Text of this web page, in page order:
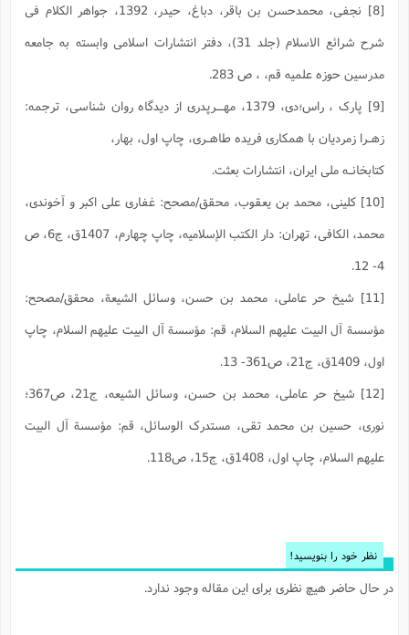
[8] نجفی، محمدحسن‌ بن ‌باقر، دباغ، حیدر، 1392، جواهر الکلام فی
شرح شرائع الاسلام (جلد 31)، دفتر انتشارات اسلامی وابسته به جامعه
مدرسین حوزه علمیه قم، ، ص 283.
[9] پارک ، راس؛دی، 1379، مهــرپدری از دیدگاه روان شناسی، ترجمه:
زهـرا زمردیان با همکاری فریده طاهـری، چاپ اول، بهار،
کتابخانـه ملی ایران، انتشارات بعثت.
[10] کلینى، محمد بن یعقوب‏، محقق/مصحح: غفارى على اکبر و آخوندى،
محمد، الکافی، تهران: دار الکتب الإسلامیه، چاپ چهارم، 1407ق، ج‏6، ص
4- 12.
[11] شيخ حر عاملى، محمد بن حسن، وسائل الشيعة، محقق/مصحح:
مؤسسة آل البيت عليهم السلام‏، قم: مؤسسة آل البيت عليهم السلام‏، چاپ
اول، 1409ق، ج‏21، ص361- 13.
[12] شيخ حر عاملى، محمد بن حسن، وسائل الشيعه، ج‏21، ص367؛
نوری، حسین بن محمد تقی، مستدرک الوسائل، قم: مؤسسة آل البيت
عليهم السلام‏، چاپ اول، 1408ق، ج‏15، ص118.
نظر خود را بنویسید!
در حال حاضر هیچ نظری برای این مقاله وجود ندارد.